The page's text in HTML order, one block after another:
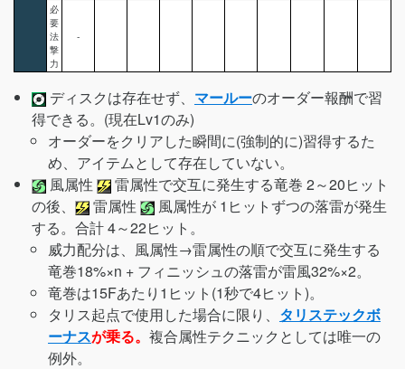
必
要
法
撃
力
-
ディスクは存在せず、 マールーのオーダー報酬で習
得できる。(現在Lv1のみ)
オーダーをクリアした瞬間に(強制的に)習得するた
め、アイテムとして存在していない。
風属性
雷属性で交互に発生する竜巻 2～20ヒット
の後、
雷属性
風属性が 1ヒットずつの落雷が発生
する。合計 4～22ヒット。
威力配分は、風属性→雷属性の順で交互に発生する
竜巻18%×n + フィニッシュの落雷が雷風32%×2。
竜巻は15Fあたり1ヒット(1秒で4ヒット)。
タリス起点で使用した場合に限り、 タリステックボ
ーナスが乗る。 複合属性テクニックとしては唯一の
例外。